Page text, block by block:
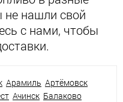
не нашли свой
с нами, чтобы
Арамиль Артёмовск
Ачинск Балаково